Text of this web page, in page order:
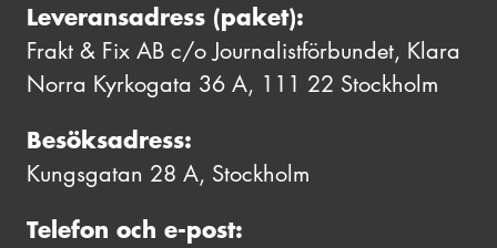
Leveransadress (paket):
Frakt & Fix AB c/o Journalistförbundet, Klara
Norra Kyrkogata 36 A, 111 22 Stockholm
Besöksadress:
Kungsgatan 28 A, Stockholm
Telefon och e-post: